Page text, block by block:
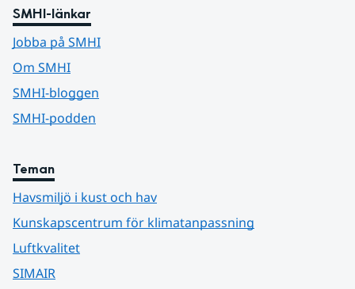
SMHI-länkar
Jobba på SMHI
Om SMHI
SMHI-bloggen
SMHI-podden
Teman
Havsmiljö i kust och hav
Kunskapscentrum för klimatanpassning
Luftkvalitet
SIMAIR